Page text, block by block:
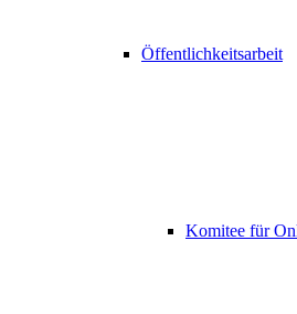
Öffentlichkeitsarbeit
Komitee für